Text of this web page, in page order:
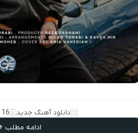
دانلود آهنگ جدید 16 دسامبر 2025
ادامه مطلب +